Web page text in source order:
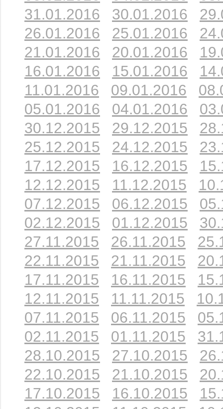
31.01.2016
30.01.2016
26.01.2016
25.01.2016
21.01.2016
20.01.2016
16.01.2016
15.01.2016
11.01.2016
09.01.2016
05.01.2016
04.01.2016
30.12.2015
29.12.2015
25.12.2015
24.12.2015
17.12.2015
16.12.2015
12.12.2015
11.12.2015
07.12.2015
06.12.2015
02.12.2015
01.12.2015
27.11.2015
26.11.2015
22.11.2015
21.11.2015
17.11.2015
16.11.2015
12.11.2015
11.11.2015
07.11.2015
06.11.2015
02.11.2015
01.11.2015
28.10.2015
27.10.2015
22.10.2015
21.10.2015
17.10.2015
16.10.2015